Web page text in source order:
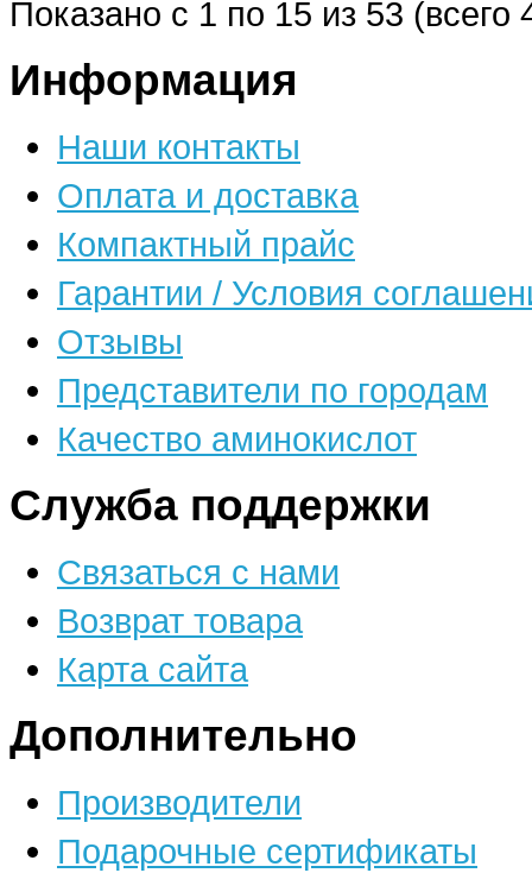
Показано с 1 по 15 из 53 (всего
Информация
Наши контакты
Оплата и доставка
Компактный прайс
Гарантии / Условия
Отзывы
Представители по городам
Качество аминокислот
Служба поддержки
Связаться с нами
Возврат товара
Карта сайта
Дополнительно
Производители
Подарочные сертификаты